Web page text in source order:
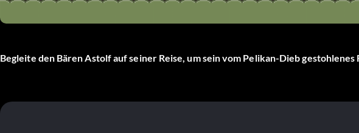
Begleite den Bären Astolf auf seiner Reise, um sein vom Pelikan-Dieb